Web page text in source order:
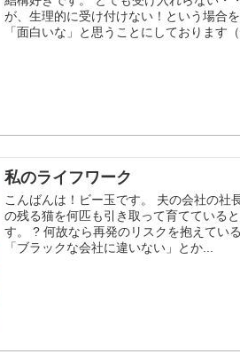
が、生理的に受け付けない！という場合
「面白いな」と思うことにしております
私のライフワーク
こんばんは！ビー玉です。 夫の会社の社
の残る猫を何匹も引き取って育てている
す。 ? 何故なら再発のリスクを抱えてい
「ブラックな会社に違いない」とか...